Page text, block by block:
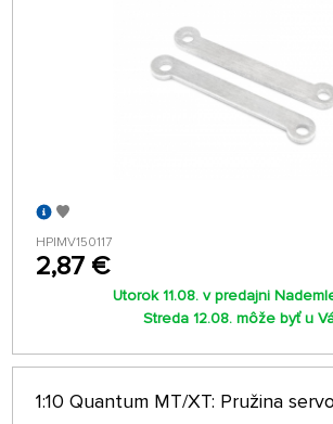
HPIMV150117
2,87 €
Utorok 11.08. v predajni
Streda 12.08. môže byť u
1:10 Quantum MT/XT: Pružina